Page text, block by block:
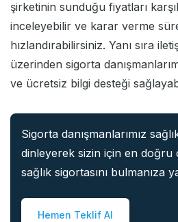
şirketinin sunduğu fiyatları
inceleyebilir ve karar verme
hızlandırabilirsiniz. Yanı sıra
üzerinden sigorta
ve ücretsiz bilgi desteği
Sigorta danışmanlarımız
dinleyerek sizin için en doğru
sağlık sigortasını bulmanıza
Hemen Teklif Al